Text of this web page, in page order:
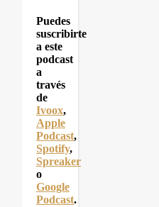
Puedes
suscribirte
a este
podcast
a
través
de
Ivoox,
Apple
Podcast,
Spotify,
Spreaker
o
Google
Podcast.